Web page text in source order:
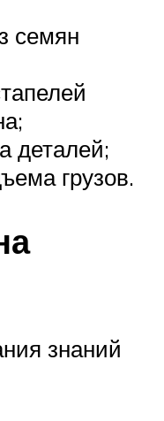
семян
деталей;
грузов.
знаний